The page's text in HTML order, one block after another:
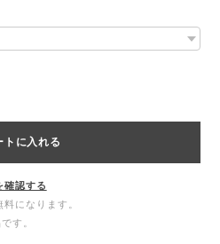
トに入れる
確認する
になります。
す。